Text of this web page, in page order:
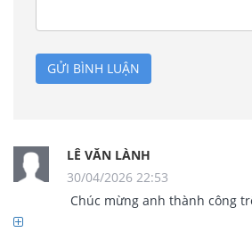
GỬI BÌNH LUẬN
LÊ VĂN LÀNH
30/04/2026 22:53